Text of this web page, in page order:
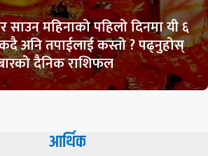
साउन महिनाको पहिलो दिनमा यी ६
अनि तपाईलाई कस्तो ? पढ्नुहोस्
दैनिक राशिफल
आर्थिक